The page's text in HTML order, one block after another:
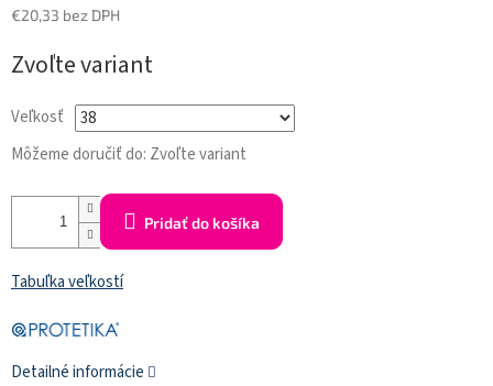
€20,33 bez DPH
cena:
Zvoľte variant
Veľkosť
Môžeme doručiť do: Zvoľte variant
Pridať do košíka
Tabuľka veľkostí
Detailné informácie